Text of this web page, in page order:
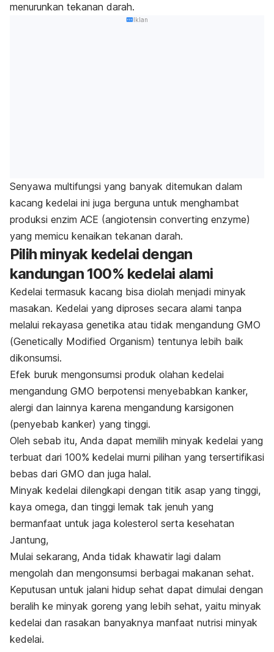
menurunkan tekanan darah.
Iklan
Senyawa multifungsi yang banyak ditemukan dalam
kacang kedelai ini juga berguna untuk menghambat
produksi enzim ACE (angiotensin converting enzyme)
yang memicu kenaikan tekanan darah.
Pilih minyak kedelai dengan
kandungan 100% kedelai alami
Kedelai termasuk kacang bisa diolah menjadi minyak
masakan. Kedelai yang diproses secara alami tanpa
melalui rekayasa genetika atau tidak mengandung GMO
(Genetically Modified Organism) tentunya lebih baik
dikonsumsi.
Efek buruk mengonsumsi produk olahan kedelai
mengandung GMO berpotensi menyebabkan kanker,
alergi dan lainnya karena mengandung karsigonen
(penyebab kanker) yang tinggi.
Oleh sebab itu, Anda dapat memilih minyak kedelai yang
terbuat dari 100% kedelai murni pilihan yang tersertifikasi
bebas dari GMO dan juga halal.
Minyak kedelai dilengkapi dengan titik asap yang tinggi,
kaya omega, dan tinggi lemak tak jenuh yang
bermanfaat untuk jaga kolesterol serta kesehatan
Jantung,
Mulai sekarang, Anda tidak khawatir lagi dalam
mengolah dan mengonsumsi berbagai makanan sehat.
Keputusan untuk jalani hidup sehat dapat dimulai dengan
beralih ke minyak goreng yang lebih sehat, yaitu minyak
kedelai dan rasakan banyaknya manfaat nutrisi minyak
kedelai.